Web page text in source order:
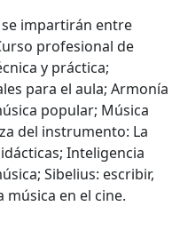
impartirán entre
profesional de
y práctica;
para el aula; Armonía
popular; Música
del instrumento: La
Inteligencia
Sibelius: escribir,
en el cine.